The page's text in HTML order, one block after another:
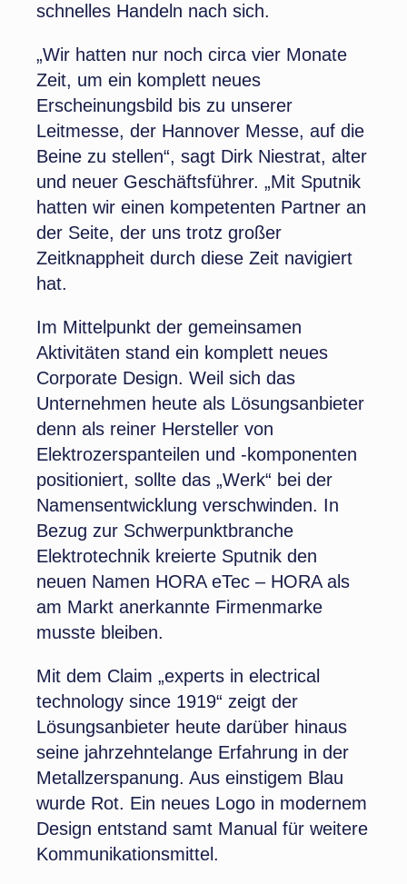
schnelles Handeln nach sich.
„Wir hatten nur noch circa vier Monate
Zeit, um ein komplett neues
Erscheinungsbild bis zu unserer
Leitmesse, der Hannover Messe, auf die
Beine zu stellen“, sagt Dirk Niestrat, alter
und neuer Geschäftsführer. „Mit Sputnik
hatten wir einen kompetenten Partner an
der Seite, der uns trotz großer
Zeitknappheit durch diese Zeit navigiert
hat.
Im Mittelpunkt der gemeinsamen
Aktivitäten stand ein komplett neues
Corporate Design. Weil sich das
Unternehmen heute als Lösungsanbieter
denn als reiner Hersteller von
Elektrozerspanteilen und -komponenten
positioniert, sollte das „Werk“ bei der
Namensentwicklung verschwinden. In
Bezug zur Schwerpunktbranche
Elektrotechnik kreierte Sputnik den
neuen Namen HORA eTec – HORA als
am Markt anerkannte Firmenmarke
musste bleiben.
Mit dem Claim „experts in electrical
technology since 1919“ zeigt der
Lösungsanbieter heute darüber hinaus
seine jahrzehntelange Erfahrung in der
Metallzerspanung. Aus einstigem Blau
wurde Rot. Ein neues Logo in modernem
Design entstand samt Manual für weitere
Kommunikationsmittel.